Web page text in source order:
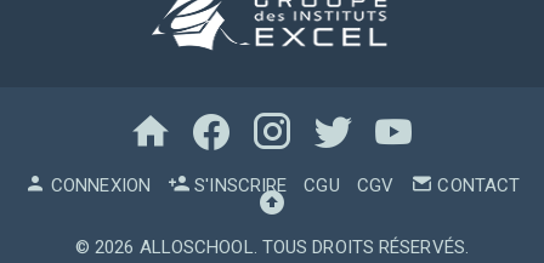
CONNEXION S'INSCRIRE CGU CGV CONTACT
© 2026 ALLOSCHOOL. TOUS DROITS RÉSERVÉS.